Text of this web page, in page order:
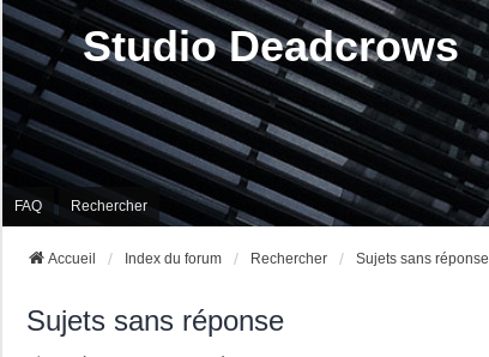
Studio Deadcrows
FAQ Rechercher
Accueil Index du forum Rechercher Sujets sans réponse
Sujets sans réponse